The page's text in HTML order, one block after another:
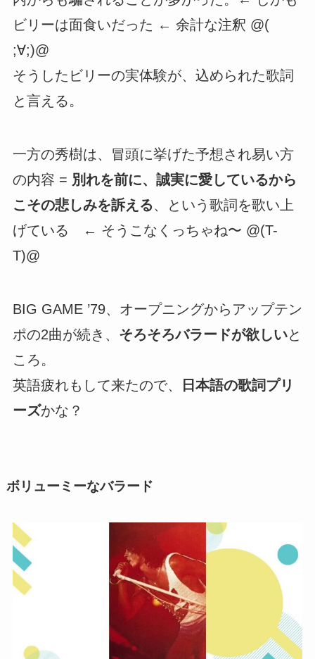
ビリーは面食いだった ← 余計な注釈 @(
;∀;)@
そうしたビリーの実体験が、込められた歌詞
と言える。
一方の秀樹は、冒頭に挙げた予想され易い方
の内容 = 別れを前に、誠実に愛しているから
こその悲しみを訴える、という歌詞を歌い上
げている ← そうこなくっちゃね〜 @(T-
T)@
BIG GAME ’79、オープニングからアップテン
ポの2曲が続き、 そろそろバラードが欲しいと
ころ。
英語疲れもして来たので、
日本語の歌詞プリ
ーズかな？
ボリューミーなバラード